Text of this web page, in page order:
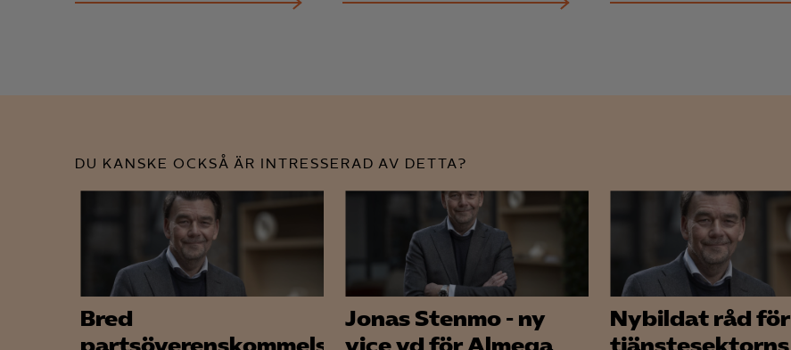
Leadfeeder
Microsoft Ads
DU KANSKE OCKSÅ ÄR INTRESSERAD AV DETTA?
Bred
Jonas Stenmo - ny
Nybildat råd för